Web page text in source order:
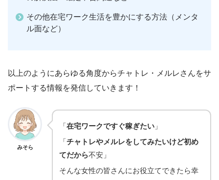
その他在宅ワーク生活を豊かにする方法（メンタ
ル面など）
以上のようにあらゆる角度からチャトレ・メルレさんをサ
ポートする情報を発信していきます！
みそら
「在宅ワークですぐ稼ぎたい 」
「チャトレやメルレをしてみたいけど初め
てだから不安」
そんな女性の皆さんにお役立てできたら幸